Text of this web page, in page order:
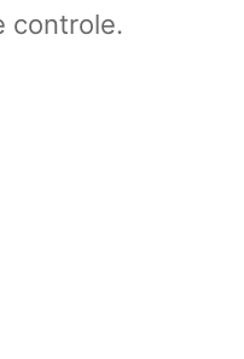
controle.